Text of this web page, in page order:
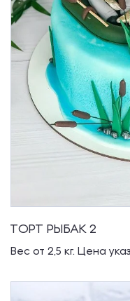
ТОРТ РЫБАК 2
Вес от 2,5 кг. Цена